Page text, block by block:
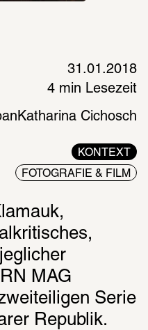
31.01.2018
4 min Lesezeit
Katharina Cichosch
KONTEXT
FOTOGRAFIE & FILM
MAG
Serie
Republik.